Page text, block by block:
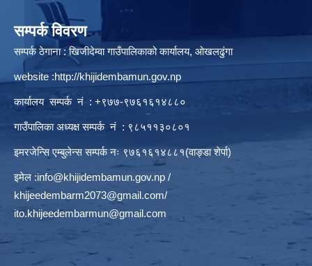
सम्पर्क विवरण
सम्पर्क ठेगाना : खिजीदेम्वा गाउँपालिकाको कार्यालय, ओखलढुंगा
website :http://khijidembamun.gov.np
कार्यालय सम्पर्क नं : +९७७-९७६१६१४८८०
गाउँपालिका अध्यक्ष सम्पर्क नं : ९८५११३०८०१
इमरजेन्सि एम्बुलेन्स सम्पर्क न‌ः ९७६१६१४८८१(वाङ्डा शेर्पा)
इमेल :info@khijidembamun.gov.np /
khijeedembarm2073@gmail.com/
ito.khijeedembarmun@gmail.com